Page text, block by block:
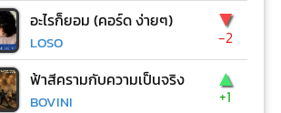
อะไรก็ยอม (คอร์ด ง่ายๆ)
LOSO
▼
-2
ฟ้าสีครามกับความเป็นจริง
BOVINI
▲
+1